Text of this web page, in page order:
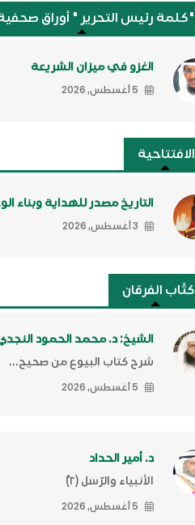
"كلمة رئيس التحرير " أوراق
الغزو في ميزان الشريعة
5 أغسطس, 2026
الافتتاحية
التاريخ مصدر للهداية وبناء
3 أغسطس, 2026
كتَّاب الفرقان
الشيخ: د. محمد الحمود
شرح كتاب البيوع من صحيح...
5 أغسطس, 2026
د. أمير الحداد
الأنبياء والرّسل (٢)ّ
5 أغسطس, 2026